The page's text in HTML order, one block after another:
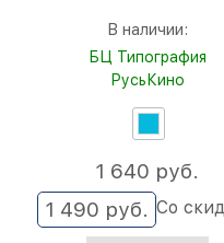
В наличии:
БЦ Типография
РусьКино
1 490 руб. Со
1 640 руб.